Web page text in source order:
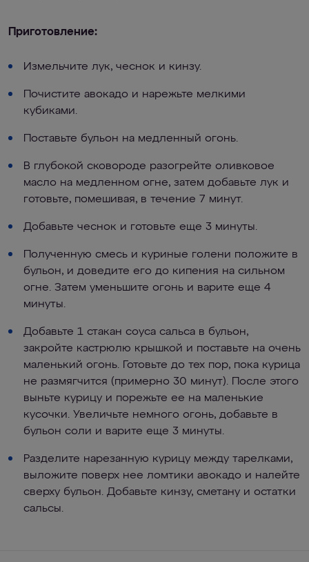
Приготовление:
Измельчите лук, чеснок и кинзу.
Почистите авокадо и нарежьте мелкими
кубиками.
Поставьте бульон на медленный огонь.
В глубокой сковороде разогрейте оливковое
масло на медленном огне, затем добавьте лук и
готовьте, помешивая, в течение 7 минут.
Добавьте чеснок и готовьте еще 3 минуты.
Полученную смесь и куриные голени положите в
бульон, и доведите его до кипения на сильном
огне. Затем уменьшите огонь и варите еще 4
минуты.
Добавьте 1 стакан соуса сальса в бульон,
закройте кастрюлю крышкой и поставьте на очень
маленький огонь. Готовьте до тех пор, пока курица
не размягчится (примерно 30 минут). После этого
выньте курицу и порежьте ее на маленькие
кусочки. Увеличьте немного огонь, добавьте в
бульон соли и варите еще 3 минуты.
Разделите нарезанную курицу между тарелками,
выложите поверх нее ломтики авокадо и налейте
сверху бульон. Добавьте кинзу, сметану и остатки
сальсы.